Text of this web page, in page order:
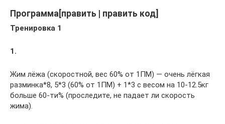
Программа[править | править код]
Тренировка 1
1.
Жим лёжа (скоростной, вес 60% от 1ПМ) — очень лёгкая
разминка*8, 5*3 (60% от 1ПМ) + 1*3 с весом на 10-12.5кг
больше 60-ти% (проследите, не падает ли скорость
жима).